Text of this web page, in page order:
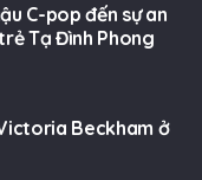
C-pop đến sự an
Tạ Đình Phong
Beckham ở